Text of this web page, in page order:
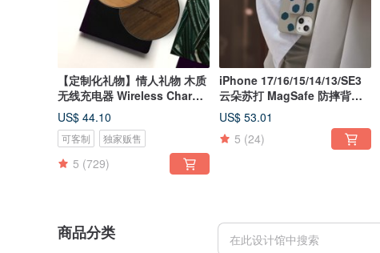
【定制化礼物】情人礼物 木质
无线充电器 Wireless Charger
手写字
US$ 44.10
可客制 独家贩售
5 (729)
iPhone 17/16/15/14/13/SE3
云朵苏打 MagSafe 防摔背绳
手机壳
US$ 53.01
5 (24)
商品分类